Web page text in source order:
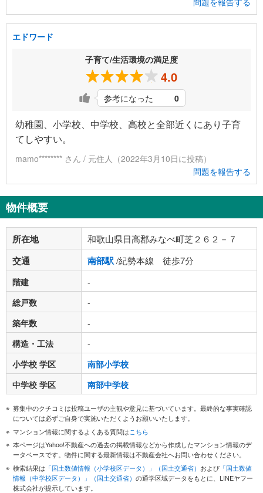
エドワード
子育て/生活環境の満足度
4.0
参考になった 0
幼稚園、小学校、中学校、高校と全部近くにあり子育
てしやすい。
mamo******** さん / 元住人（2022年3月10日に投稿）
問題を報告する
物件概要
所在地 和歌山県日高郡みなべ町芝２６２－７
交通 南部駅/紀勢本線 徒歩7分
階建
-
総戸数
-
築年数
-
構造・工法
-
小学校 学区
南部小学校
中学校 学区
南部中学校
募集中のクチコミは投稿ユーザの主観や意見に基づいています。最終的な事実確認
については必ずご自身で実施いただくようお願いいたします。
マンション情報に関するよくある質問はこちら
本ページはYahoo!不動産への過去の掲載情報などから作成したマンション情報のデ
ータベースです。物件に関する最新情報は不動産会社へお問い合わせください。
検索結果は 「国土数値情報（小学校区データ）」（国土交通省） および 「国土数値
情報（中学校区データ）」（国土交通省） の通学区域データをもとに、LINEヤフー
株式会社が提示しています。